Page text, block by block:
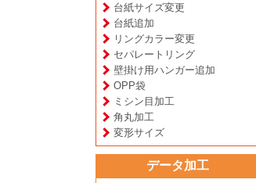
台紙サイズ変更
台紙追加
リングカラー変更
セパレートリング
壁掛け用ハンガー追加
OPP袋
ミシン目加工
角丸加工
変形サイズ
データ加工
あきちょん 様
壁掛けカレンダー
月めくりタイプ
A3サイズ
日めくりタイプ
A5変形サイズ